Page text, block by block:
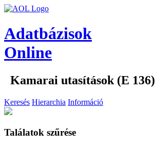
Adatbázisok
Online
Kamarai utasítások (E 136)
Keresés Hierarchia Információ
Találatok szűrése